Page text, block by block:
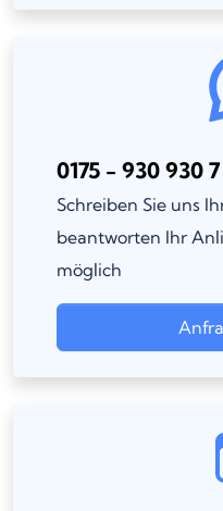
0175 - 930 930
Schreiben Sie uns
beantworten Ihr
möglich